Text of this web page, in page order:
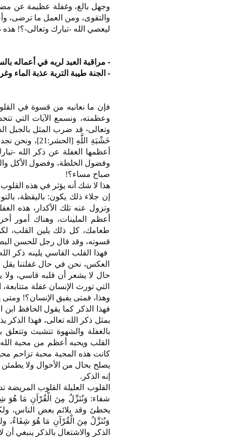
وجهل بالغ، وغفلة عظيمة عن
والتقوى، ومن العمل ما ترضى،
ليعصي الله -تبارك وتعالى-؟! هذه
- مراقبة العبد لربه في أعماله
- الجنة طيبة التربة عذبة الماء
فإن ما نعانيه من قسوة في
وعظمته، ونسمع الآيات التي
وتعالى- قد ضرب المثل بالجبل
خَشْيَةِ اللَّهِ
أعظمها الغفلة عن ذكر الله -
وفضول الخلطة، وفضول الأكل
صباح مساء؟!
هذا لا شك أنه يؤثر في هذه القلوب
إن جلاء ذلك يكون: باليقظة،
وتزول عنه تلك الأكدار، هذه
أعظم الملينات، وهناك أمور
طعامك، كل ذلك يلين القلب،
قسوته، وقد قال رجل للحسن
فهذا القلب القاسي يلينه ذكر
العكس، نحن في حال غفلتنا يقل
حال لا يشعر أن قلبه قاسي، ولا
التي تورث الإنسان غفلة
وهذا، فمتى يفيق الإنسان؟!
بمثل ذكر الله تعالى، فهذا
بالغفلة والشهوة تتشبث
القلب ويحبه أعظم من محبة الله
كانت هذه المحبة محبة تزاحم
يصلح بحال من الأحوال ولا يطمئن
إنه الذكر.
القلوب العليلة القلوب المريضة
يخطئ وقد يلائم بعض الناس،
وَنُنَزِّلُ مِنَ الْقُرْآنِ مَا هُوَ شِفَاءٌ،
الذكر والاشتغال بالذكر ينبغي